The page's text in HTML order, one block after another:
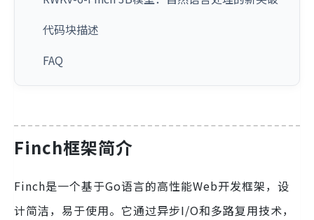
代码块描述
FAQ
Finch框架简介
Finch是一个基于Go语言的高性能Web开发框架，设
计简洁，易于使用。它通过异步I/O和多路复用技术，